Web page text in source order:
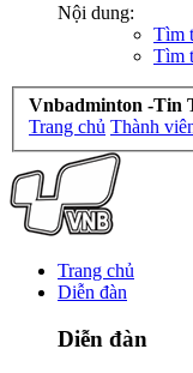
Nội dung:
Tìm
Tìm
Vnbadminton -Tin
Trang chủ Thành
Trang chủ
Diễn đàn
Diễn đàn